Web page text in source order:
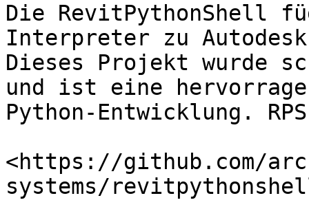
Die RevitPythonShell
Interpreter zu
Dieses Projekt wurde
und ist eine
Python-Entwicklung.
<https://github.com/
systems/